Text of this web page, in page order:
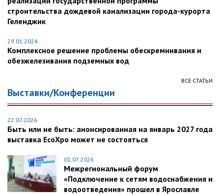
строительства дождевой канализации города-курорта
Геленджик
29.01.2024
Комплексное решение проблемы обескремнивания и
обезжелезивания подземных вод
ВСЕ СТАТЬИ
Выставки/Конференции
22.07.2026
Быть или не быть: анонсированная на январь 2027 года
выставка EcoXpo может не состояться
01.07.2026
Межрегиональный форум
«Подключение к сетям водоснабжения и
водоотведения» прошел в Ярославле